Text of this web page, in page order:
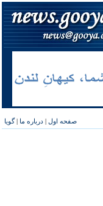
صفحه اول | درباره ما |گویا